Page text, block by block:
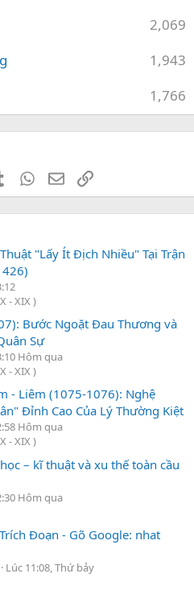
2,069
1,943
1,766
Tumblr WhatsApp
EmailLink
"Lấy Ít Địch Nhiều" Tại Trận
- XIX )
Bước Ngoặt Đau Thương và
Sự
Hôm qua
- XIX )
- Liêm (1075-1076): Nghệ
Đỉnh Cao Của Lý Thường Kiệt
Hôm qua
- XIX )
– kĩ thuật và xu thế toàn cầu
Hôm qua
Đoạn - Gõ Google: nhat
Lúc 11:08, Thứ bảy